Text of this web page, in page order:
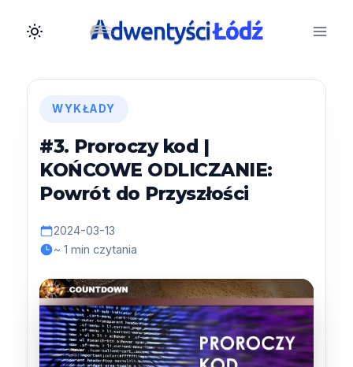
WYKŁADY
#3. Proroczy kod |
KOŃCOWE ODLICZANIE:
Powrót do Przyszłości
2024-03-13
~ 1 min czytania